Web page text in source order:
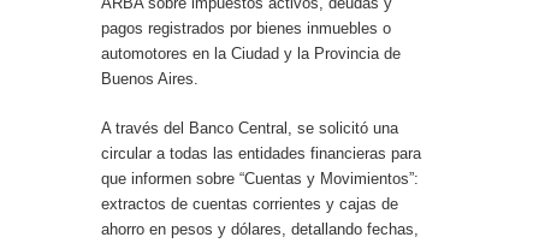
pagos registrados por bienes inmuebles o
automotores en la Ciudad y la Provincia de
Buenos Aires.
A través del Banco Central, se solicitó una
circular a todas las entidades financieras para
que informen sobre “Cuentas y Movimientos”:
extractos de cuentas corrientes y cajas de
ahorro en pesos y dólares, detallando fechas,